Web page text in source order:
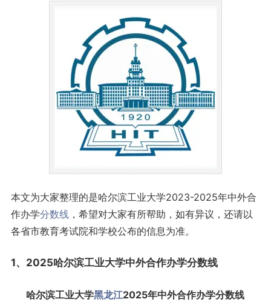
本文为大家整理的是哈尔滨工业大学2023-2025年中外合
作办学分数线，希望对大家有所帮助，如有异议，还请以
各省市教育考试院和学校公布的信息为准。
1、2025哈尔滨工业大学中外合作办学分数线
哈尔滨工业大学黑龙江2025年中外合作办学分数线